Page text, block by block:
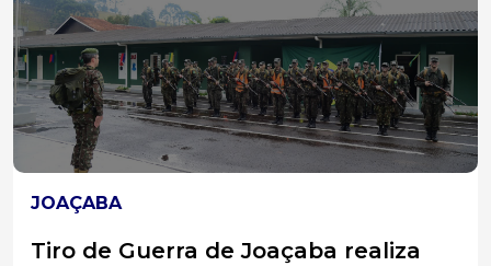
BRASIL
Mega-Sena acumula em R$ 150